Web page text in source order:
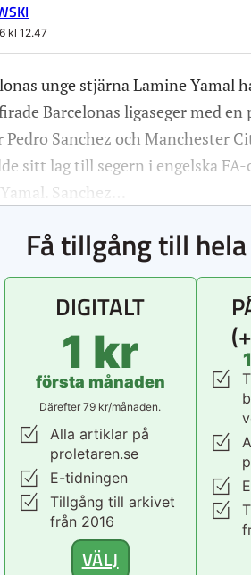
kl 12.47
unge stjärna Lamine Yamal
Barcelonas ligaseger med
Sanchez och Manchester
sitt lag till segern i engelska
Sanchez…
Få tillgång till
DIGITALT
1 kr
första månaden
Därefter 79 kr/månaden.
Alla artiklar på
proletaren.se
E-tidningen
Tillgång till arkivet
från 2016
VÄLJ